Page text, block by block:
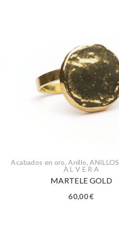
Acabados en oro,Anillo,ANILLOS
A L V E R A
MARTELE GOLD
60,00€